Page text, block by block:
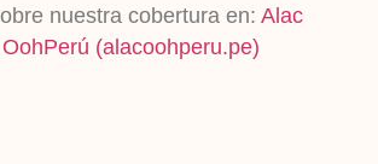
nuestra cobertura en: Alac
(alacoohperu.pe)